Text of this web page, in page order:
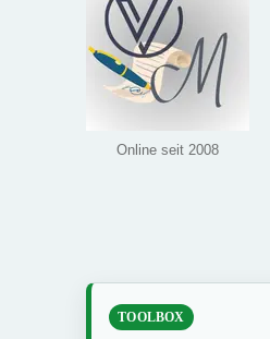
Online seit 2008
TOOLBOX